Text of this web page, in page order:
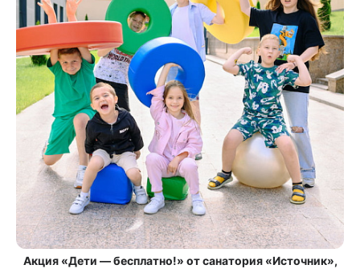
Акция «Дети — бесплатно!» от санатория «Источник»,